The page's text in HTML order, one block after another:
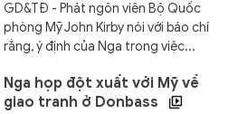
GD&TĐ - Phát ngôn viên Bộ Quốc
phòng Mỹ John Kirby nói với báo chí
rằng, ý định của Nga trong việc...
Nga họp đột xuất với Mỹ về
giao tranh ở Donbass